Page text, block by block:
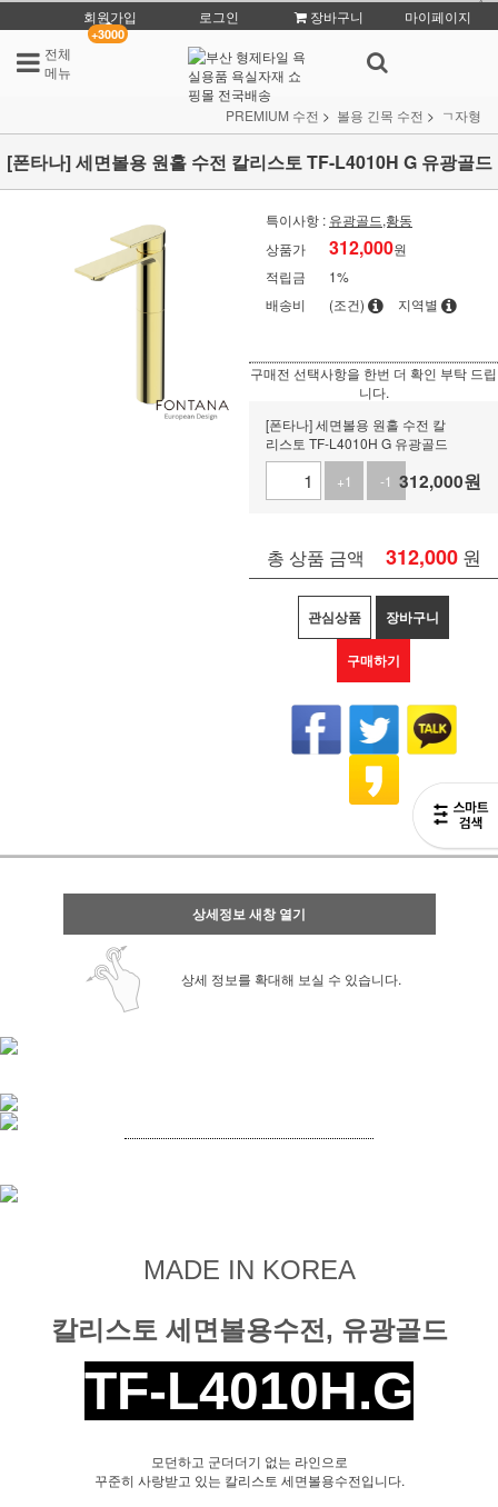
회원가입
+3000
로그인 장바구니
마이페이지
전체
메뉴
PREMIUM 수전 볼용 긴목 수전 ㄱ자형
[폰타나] 세면볼용 원홀 수전 칼리스토 TF-L4010H G 유광골드
특이사항 : 유광골드,황동
상품가
312,000원
적립금
1%
배송비
(조건) 지역별
구매전 선택사항을 한번 더 확인 부탁 드립
니다.
[폰타나] 세면볼용 원홀 수전 칼
리스토 TF-L4010H G 유광골드
+1
-1 312,000원
총 상품 금액 312,000 원
관심상품 장바구니
구매하기
상세정보 새창 열기
상세 정보를 확대해 보실 수 있습니다.
MADE IN KOREA
칼리스토 세면볼용수전, 유광골드
TF-L4010H.G
모던하고 군더더기 없는 라인으로
꾸준히 사랑받고 있는 칼리스토 세면볼용수전입니다.